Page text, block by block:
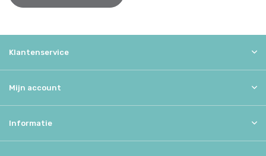
Klantenservice
Mijn account
Informatie